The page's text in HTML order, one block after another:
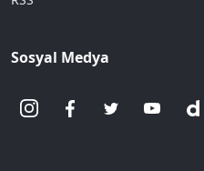
Sosyal Medya